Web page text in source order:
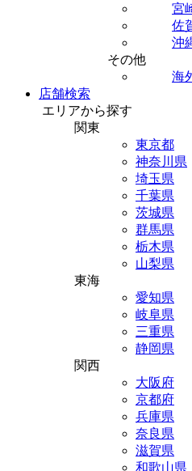
宮
佐
沖
その他
海
店舗検索
エリアから探す
関東
東京都
神奈川県
埼玉県
千葉県
茨城県
群馬県
栃木県
山梨県
東海
愛知県
岐阜県
三重県
静岡県
関西
大阪府
京都府
兵庫県
奈良県
滋賀県
和歌山県